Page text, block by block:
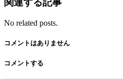
関連する記事
No related posts.
コメントはありません
コメントする